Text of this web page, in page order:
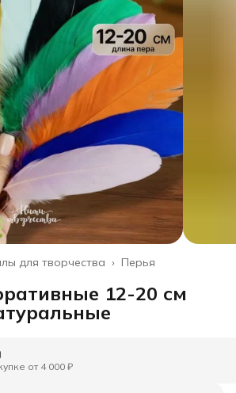
Перья
для творчества ›
12-20 см
от 4 000 ₽